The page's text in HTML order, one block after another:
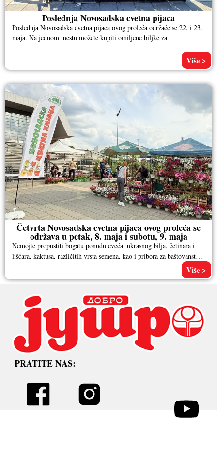
Poslednja Novosadska cvetna pijaca
Poslednja Novosadska cvetna pijaca ovog proleća održaće se 22. i 23.
maja. Na jednom mestu možete kupiti omiljene biljke za
Više >
Četvrta Novosadska cvetna pijaca ovog proleća se
održava u petak, 8. maja i subotu, 9. maja
Nemojte propustiti bogatu ponudu cveća, ukrasnog bilja, četinara i
lišćara, kaktusa, različitih vrsta semena, kao i pribora za baštovanstvo.
Više >
PRATITE NAS: